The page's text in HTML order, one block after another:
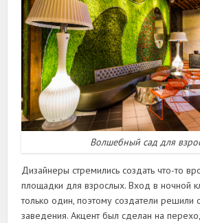
Волшебный сад для
Дизайнеры стремились создать что-то
площадки для взрослых. Вход в ночной
только один, поэтому создатели решили
заведения. Акцент был сделан на